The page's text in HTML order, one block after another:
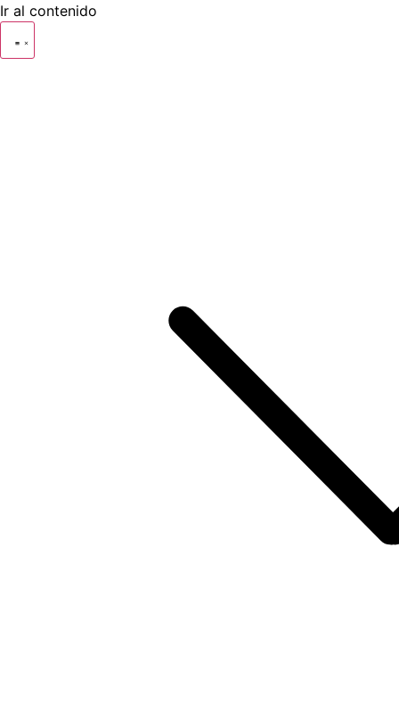
Ir al contenido